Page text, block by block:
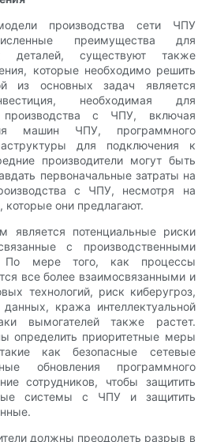
производства сети ЧПУ
преимущества для
деталей, существуют также
которые необходимо решить
из основных задач является
необходимая для
производства с ЧПУ, включая
машин ЧПУ, программного
для подключения к
производители могут быть
первоначальные затраты на
с ЧПУ, несмотря на
они предлагают.
является потенциальные риски
с производственными
мере того, как процессы
все более взаимосвязанными и
технологий, риск киберугроз,
кража интеллектуальной
вымогателей также растет.
определить приоритетные меры
такие как безопасные сетевые
обновления программного
сотрудников, чтобы защитить
системы с ЧПУ и защитить
должны преодолеть разрыв в